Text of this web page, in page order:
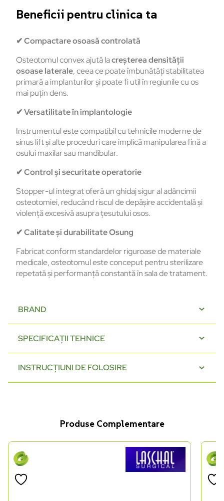
Beneficii pentru clinica ta
✔Compactare osoasă controlată
Osteotomul convex ajută lacreșterea densității
osoase laterale, ceea ce poate îmbunătăți stabilitatea
primară a implanturilor și poate fi util în regiunile cu os
mai puțin dens.
✔Versatilitate în implantologie
Instrumentul este compatibil cu tehnicile moderne de
sinus lift și alte proceduri care implică manipularea fină a
osului maxilar sau mandibular.
✔Control și securitate operatorie
Stopper-ul integrat oferă un ghidaj sigur al adâncimii
osteotomiei, reducând riscul de depășire accidentală și
violență excesivă asupra țesutului osos.
✔Calitate și durabilitate Osung
Fabricat conform standardelor riguroase de materiale
medicale, osteotomul este conceput pentru sterilizare
repetată și performanță constantă în sala de tratament.
BRAND
SPECIFICAȚII TEHNICE
INSTRUCȚIUNI DE FOLOSIRE
Produse Complementare